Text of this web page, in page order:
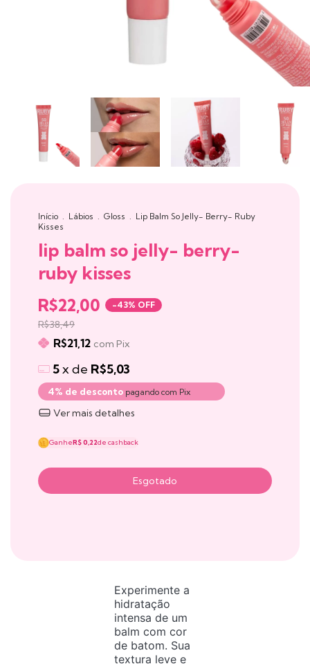
Início . Lábios . Gloss . Lip Balm So Jelly- Berry- Ruby
Kisses
lip balm so jelly- berry-
ruby kisses
R$22,00 -43% OFF
R$38,49
R$21,12 com Pix
5x de R$5,03
4% de desconto pagando com Pix
Ver mais detalhes
GanheR$ 0,22de cashback
Experimente a
hidratação
intensa de um
balm com cor
de batom. Sua
textura leve e